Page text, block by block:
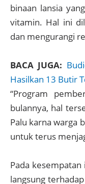
binaan lansia
vitamin. Hal ini
dan mengurangi
BACA JUGA:
Hasilkan 13 Butir
“Program
bulannya, hal
Palu karna warga
untuk terus
Pada
langsung